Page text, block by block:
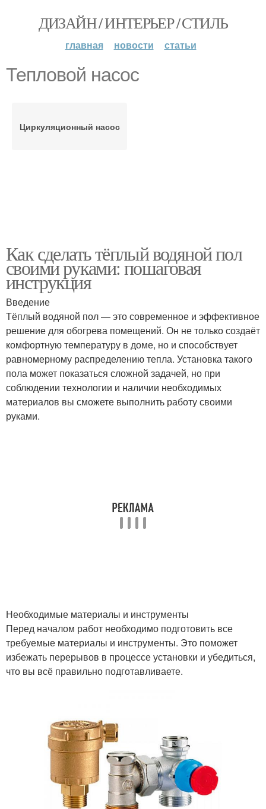
ДИЗАЙН / ИНТЕРЬЕР / СТИЛЬ
главная новости статьи
Тепловой насос
Циркуляционный насос
Как сделать тёплый водяной пол
своими руками: пошаговая
инструкция
Введение
Тёплый водяной пол — это современное и эффективное
решение для обогрева помещений. Он не только создаёт
комфортную температуру в доме, но и способствует
равномерному распределению тепла. Установка такого
пола может показаться сложной задачей, но при
соблюдении технологии и наличии необходимых
материалов вы сможете выполнить работу своими
руками.
Необходимые материалы и инструменты
Перед началом работ необходимо подготовить все
требуемые материалы и инструменты. Это поможет
избежать перерывов в процессе установки и убедиться,
что вы всё правильно подготавливаете.